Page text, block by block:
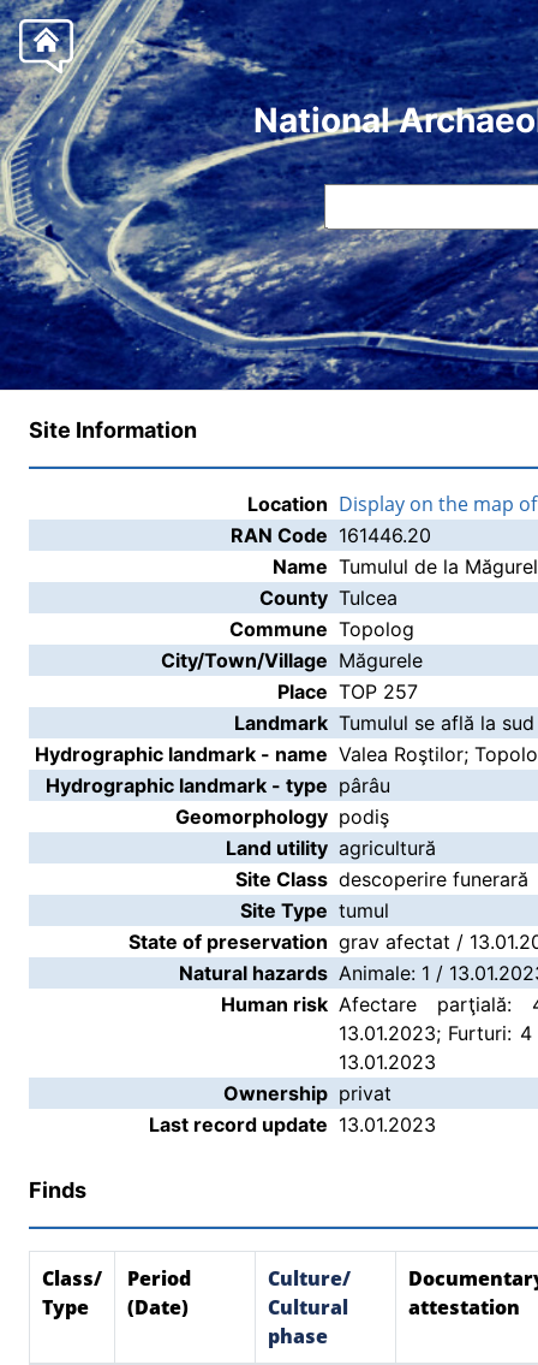
National
Site Information
Location Display on the map
RAN Code 161446.20
Name Tumulul de la
County Tulcea
Commune Topolog
City/Town/Village Măgurele
Place TOP 257
Landmark Tumulul se află la
Hydrographic landmark - name Valea Roştilor;
Hydrographic landmark - type pârâu
Geomorphology podiş
Land utility agricultură
Site Class descoperire funerară
Site Type tumul
State of preservation grav afectat /
Natural hazards Animale: 1 /
Human risk Afectare parţială:
13.01.2023; Furturi:
13.01.2023
Ownership privat
Last record update 13.01.2023
Finds
Class/
Type
Period
(Date)
Culture/
Cultural
phase
attestation